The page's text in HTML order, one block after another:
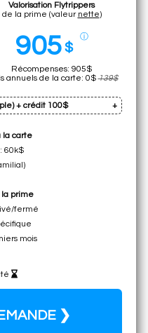
Valorisation Flytrippers
de la prime (valeur nette)
905$
ⓘ
Récompenses: 905$
annuels de la carte: 0$139$
+ crédit 100$
pts
(total:
pour la TD
où
la carte
60k$
la prime
fermé
mois
❯